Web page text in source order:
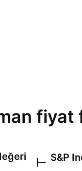
fiyat
S&P